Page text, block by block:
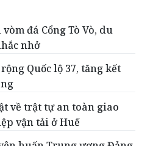
đá Cổng Tò Vò, du
nhở
Quốc lộ 37, tăng kết
về trật tự an toàn giao
vận tải ở Huế